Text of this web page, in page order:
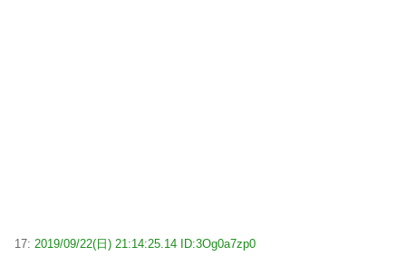
17: 2019/09/22(日) 21:14:25.14 ID:3Og0a7zp0